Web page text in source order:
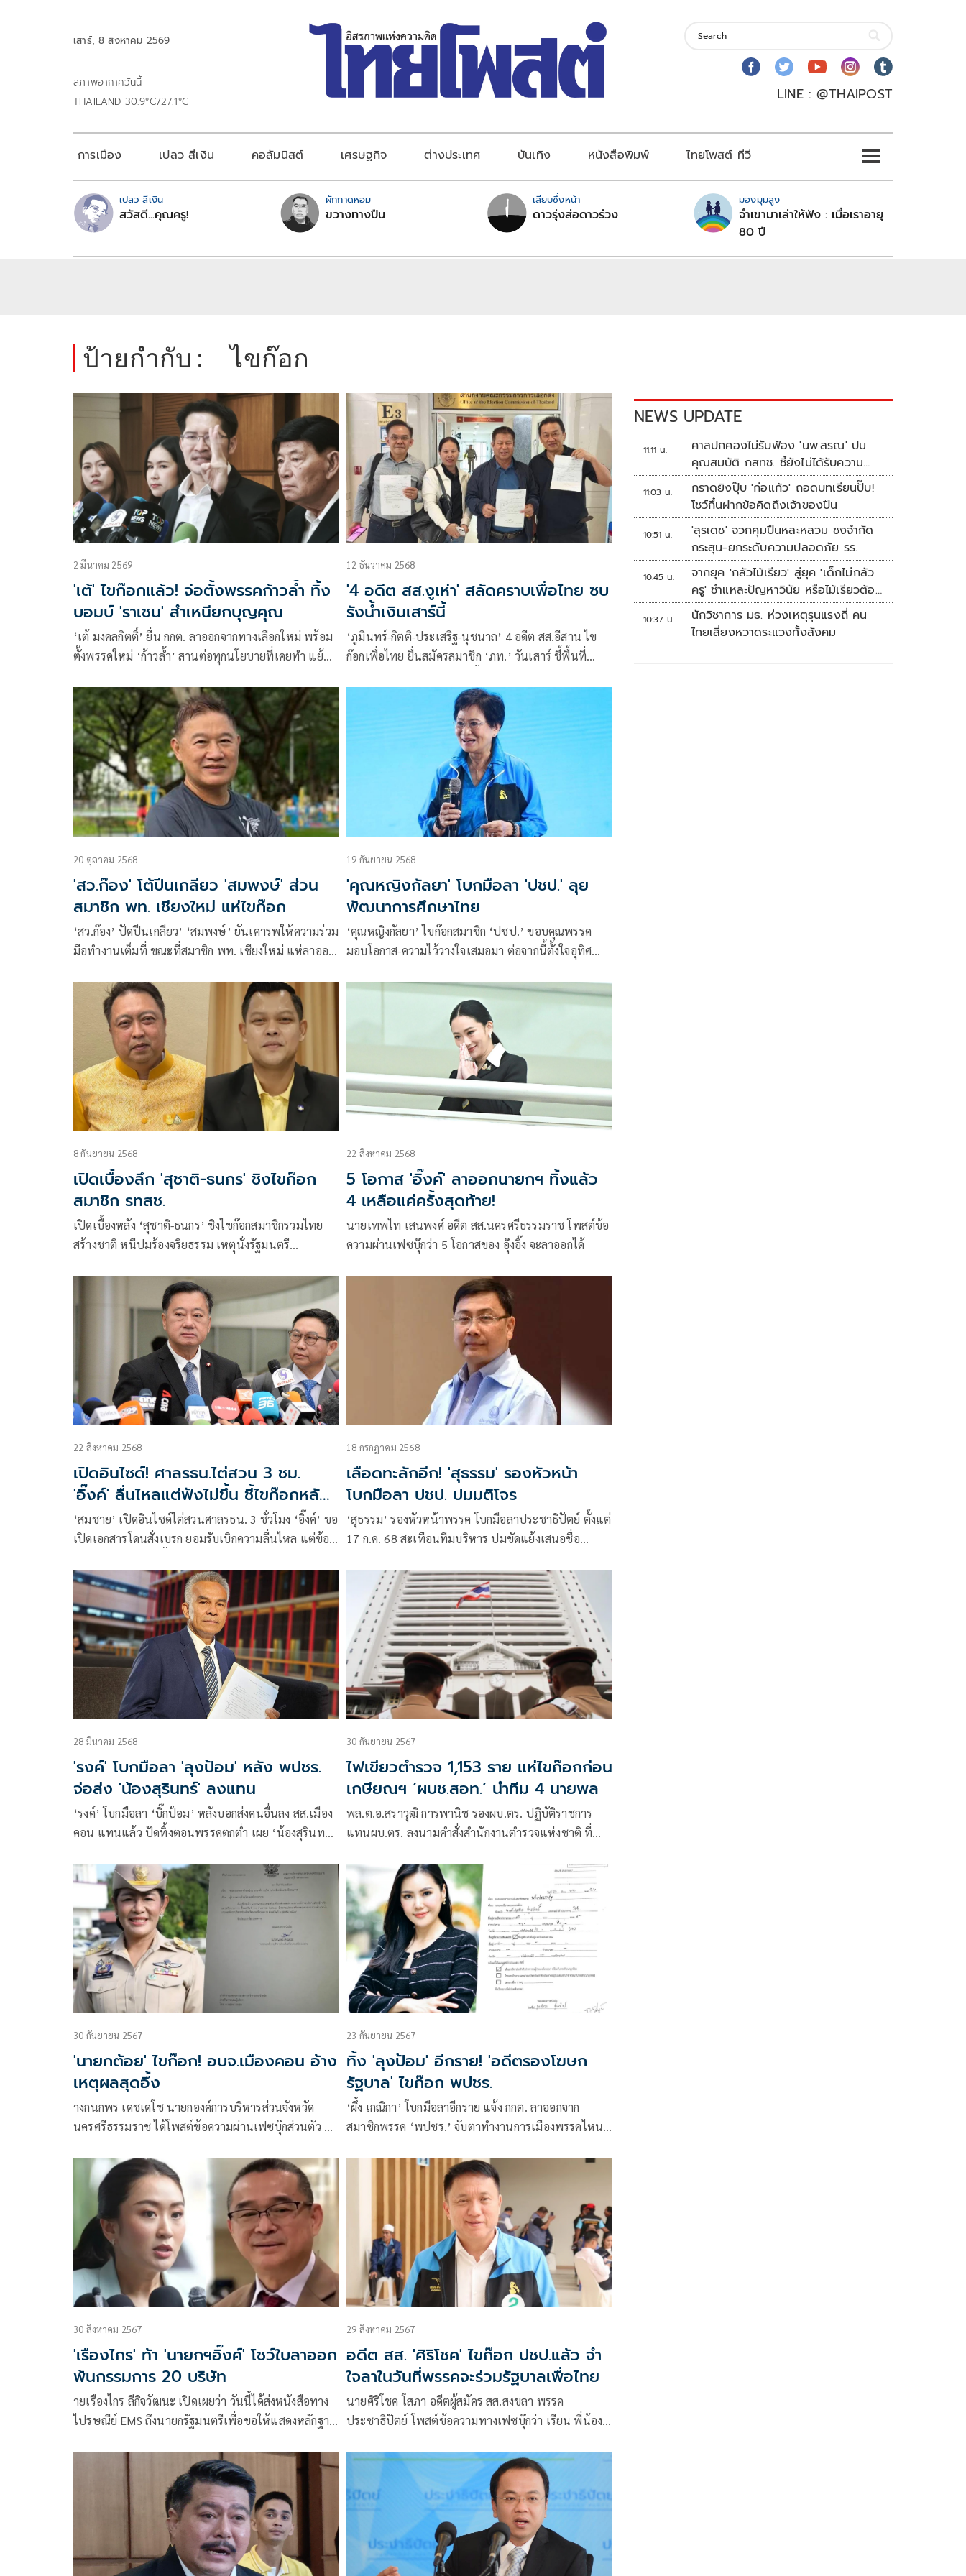
เสาร์, 8 สิงหาคม 2569
สภาพอากาศวันนี้
THAILAND 30.9°C/27.1°C
LINE : @THAIPOST
การเมือง เปลว สีเงิน คอลัมนิสต์ เศรษฐกิจ ต่างประเทศ บันเทิง หนังสือพิมพ์ ไทยโพสต์ ทีวี
เปลว สีเงิน
สวัสดี...คุณครู!
ผักกาดหอม
ขวางทางปืน
เสียบซึ่งหน้า
ดาวรุ่งส่อดาวร่วง
มองมุมสูง
จำเขามาเล่าให้ฟัง : เมื่อเราอายุ
80 ปี
ป้ายกำกับ : ไขก๊อก
2 มีนาคม 2569
'เต้' ไขก๊อกแล้ว! จ่อตั้งพรรคก้าวล้ำ ทิ้ง
บอมบ์ 'ราเชน' สำเหนียกบุญคุณ
‘เต้ มงคลกิตติ์’ ยื่น กกต. ลาออกจากทางเลือกใหม่ พร้อม
ตั้งพรรคใหม่ ‘ก้าวล้ำ’ สานต่อทุกนโยบายที่เคยทำ แย้ม
12 ธันวาคม 2568
'4 อดีต สส.งูเห่า' สลัดคราบเพื่อไทย ซบ
รังน้ำเงินเสาร์นี้
‘ภูมินทร์-กิตติ-ประเสริฐ-นุชนาถ’ 4 อดีต สส.อีสาน ไข
ก๊อกเพื่อไทย ยื่นสมัครสมาชิก ‘ภท.’ วันเสาร์ ชี้พื้นที่
20 ตุลาคม 2568
'สว.ก๊อง' โต้ปีนเกลียว 'สมพงษ์' ส่วน
สมาชิก พท. เชียงใหม่ แห่ไขก๊อก
‘สว.ก๊อง’ ปัดปีนเกลียว’ ‘สมพงษ์’ ยันเคารพให้ความร่วม
มือทำงานเต็มที่ ขณะที่สมาชิก พท. เชียงใหม่ แห่ลาออก
19 กันยายน 2568
'คุณหญิงกัลยา' โบกมือลา 'ปชป.' ลุย
พัฒนาการศึกษาไทย
‘คุณหญิงกัลยา’ ไขก๊อกสมาชิก ‘ปชป.’ ขอบคุณพรรค
มอบโอกาส-ความไว้วางใจเสมอมา ต่อจากนี้ตั้งใจอุทิศ
8 กันยายน 2568
เปิดเบื้องลึก 'สุชาติ-ธนกร' ชิงไขก๊อก
สมาชิก รทสช.
เปิดเบื้องหลัง ‘สุชาติ-ธนกร’ ชิงไขก๊อกสมาชิกรวมไทย
สร้างชาติ หนีปมร้องจริยธรรม เหตุนั่งรัฐมนตรี
22 สิงหาคม 2568
5 โอกาส 'อิ๊งค์' ลาออกนายกฯ ทิ้งแล้ว
4 เหลือแค่ครั้งสุดท้าย!
นายเทพไท เสนพงศ์ อดีต สส.นครศรีธรรมราช โพสต์ข้อ
ความผ่านเฟซบุ๊กว่า 5 โอกาสของ อุ๊งอิ๊ง จะลาออกได้
22 สิงหาคม 2568
เปิดอินไซด์! ศาลรธน.ไต่สวน 3 ชม.
'อิ๊งค์' ลื่นไหลแต่ฟังไม่ขึ้น ชี้ไขก๊อกหลัง
ถกครม.
‘สมชาย’ เปิดอินไซด์ไต่สวนศาลรธน. 3 ชั่วโมง ‘อิ๊งค์’ ขอ
เปิดเอกสารโดนสั่งเบรก ยอมรับเบิกความลื่นไหล แต่ข้อ
รม. 26 ส.ค.นี้
18 กรกฎาคม 2568
เลือดทะลักอีก! 'สุธรรม' รองหัวหน้า
โบกมือลา ปชป. ปมมติโจร
‘สุธรรม’ รองหัวหน้าพรรค โบกมือลาประชาธิปัตย์ ตั้งแต่
17 ก.ค. 68 สะเทือนทีมบริหาร ปมขัดแย้งเสนอชื่อ
28 มีนาคม 2568
'รงค์' โบกมือลา 'ลุงป้อม' หลัง พปชร.
จ่อส่ง 'น้องสุรินทร์' ลงแทน
‘รงค์’ โบกมือลา ‘บิ๊กป้อม’ หลังบอกส่งคนอื่นลง สส.เมือง
คอน แทนแล้ว ปัดทิ้งตอนพรรคตกต่ำ เผย ‘น้องสุรินทร์
30 กันยายน 2567
ไฟเขียวตำรวจ 1,153 ราย แห่ไขก๊อกก่อน
เกษียณฯ ‘ผบช.สอท.’ นำทีม 4 นายพล
พล.ต.อ.สราวุฒิ การพานิช รองผบ.ตร. ปฏิบัติราชการ
แทนผบ.ตร. ลงนามคำสั่งสำนักงานตำรวจแห่งชาติ ที่
ราชการ
30 กันยายน 2567
'นายกต้อย' ไขก๊อก! อบจ.เมืองคอน อ้าง
เหตุผลสุดอึ้ง
างกนกพร เดชเดโช นายกองค์การบริหารส่วนจังหวัด
นครศรีธรรมราช ได้โพสต์ข้อความผ่านเฟซบุ๊กส่วนตัว ยื่น
บริหารส่วนจังหวัดนครศรีธรรมราช
23 กันยายน 2567
ทิ้ง 'ลุงป้อม' อีกราย! 'อดีตรองโฆษก
รัฐบาล' ไขก๊อก พปชร.
‘ผึ้ง เกณิกา’ โบกมือลาอีกราย แจ้ง กกต. ลาออกจาก
สมาชิกพรรค ‘พปชร.’ จับตาทำงานการเมืองพรรคไหน
30 สิงหาคม 2567
'เรืองไกร' ท้า 'นายกฯอิ๊งค์' โชว์ใบลาออก
พ้นกรรมการ 20 บริษัท
ายเรืองไกร ลีกิจวัฒนะ เปิดเผยว่า วันนี้ได้ส่งหนังสือทาง
ไปรษณีย์ EMS ถึงนายกรัฐมนตรีเพื่อขอให้แสดงหลักฐาน
รวม 20 บริษัท
29 สิงหาคม 2567
อดีต สส. 'ศิริโชค' ไขก๊อก ปชป.แล้ว จำ
ใจลาในวันที่พรรคจะร่วมรัฐบาลเพื่อไทย
นายศิริโชค โสภา อดีตผู้สมัคร สส.สงขลา พรรค
ประชาธิปัตย์ โพสต์ข้อความทางเฟซบุ๊กว่า เรียน พี่น้อง
กระผมเริ่มชีวิตการเป็นนักการเมือง โดยเป็น สมาชิกสภา
ผู้แทนราษฎร ครั้งแรก เมื่อปีพ.ศ. 2544
NEWS UPDATE
11:11 น.
ศาลปกคองไม่รับฟ้อง 'นพ.สรณ' ปม
คุณสมบัติ กสทช. ชี้ยังไม่ได้รับความ
เดือดร้อนเสียหาย
11:03 น.
กราดยิงปุ๊บ 'ก่อแก้ว' ถอดบทเรียนปั๊บ!
โชว์กึ๋นฝากข้อคิดถึงเจ้าของปืน
10:51 น.
'สุรเดช' จวกคุมปืนหละหลวม ชงจำกัด
กระสุน-ยกระดับความปลอดภัย รร.
10:45 น.
จากยุค 'กลัวไม้เรียว' สู่ยุค 'เด็กไม่กลัว
ครู' ชำแหละปัญหาวินัย หรือไม้เรียวต้อง
กลับมา?
10:37 น.
นักวิชาการ มธ. ห่วงเหตุรุนแรงถี่ คน
ไทยเสี่ยงหวาดระแวงทั้งสังคม